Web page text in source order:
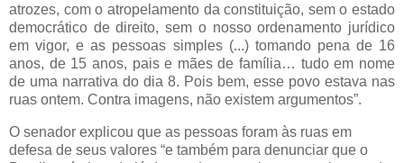
atrozes, com o atropelamento da constituição, sem o estado
democrático de direito, sem o nosso ordenamento jurídico
em vigor, e as pessoas simples (...) tomando pena de 16
anos, de 15 anos, pais e mães de família… tudo em nome
de uma narrativa do dia 8. Pois bem, esse povo estava nas
ruas ontem. Contra imagens, não existem argumentos”.
O senador explicou que as pessoas foram às ruas em
defesa de seus valores “e também para denunciar que o